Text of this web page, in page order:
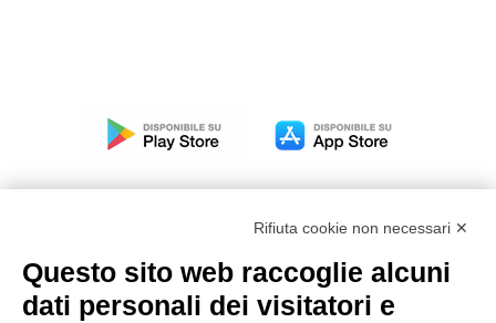
Modello organizzativo, gestione e controllo – D. lgs.
231/2001
Rifiuta cookie non necessari ✕
Questo sito web raccoglie alcuni
dati personali dei visitatori e